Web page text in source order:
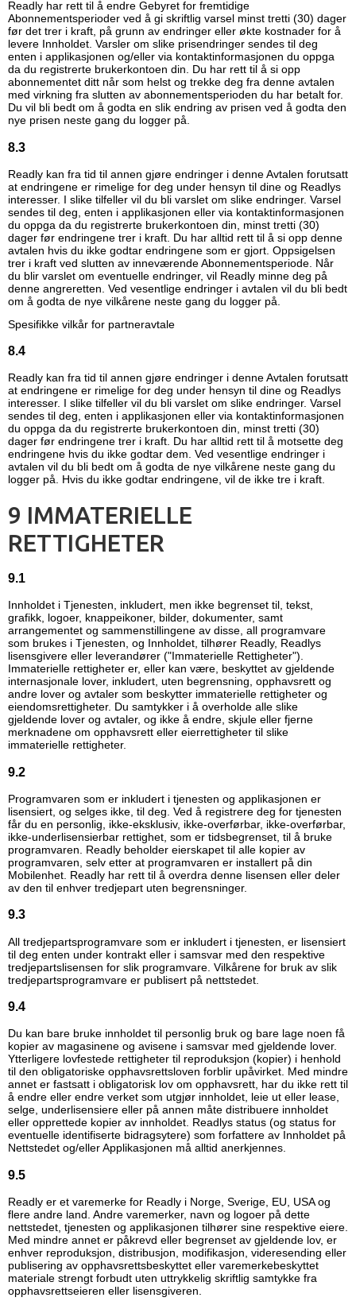
Readly har rett til å endre Gebyret for fremtidige
Abonnementsperioder ved å gi skriftlig varsel minst tretti (30) dager
før det trer i kraft, på grunn av endringer eller økte kostnader for å
levere Innholdet. Varsler om slike prisendringer sendes til deg
enten i applikasjonen og/eller via kontaktinformasjonen du oppga
da du registrerte brukerkontoen din. Du har rett til å si opp
abonnementet ditt når som helst og trekke deg fra denne avtalen
med virkning fra slutten av abonnementsperioden du har betalt for.
Du vil bli bedt om å godta en slik endring av prisen ved å godta den
nye prisen neste gang du logger på.
8.3
Readly kan fra tid til annen gjøre endringer i denne Avtalen forutsatt
at endringene er rimelige for deg under hensyn til dine og Readlys
interesser. I slike tilfeller vil du bli varslet om slike endringer. Varsel
sendes til deg, enten i applikasjonen eller via kontaktinformasjonen
du oppga da du registrerte brukerkontoen din, minst tretti (30)
dager før endringene trer i kraft. Du har alltid rett til å si opp denne
avtalen hvis du ikke godtar endringene som er gjort. Oppsigelsen
trer i kraft ved slutten av inneværende Abonnementsperiode. Når
du blir varslet om eventuelle endringer, vil Readly minne deg på
denne angreretten. Ved vesentlige endringer i avtalen vil du bli bedt
om å godta de nye vilkårene neste gang du logger på.
Spesifikke vilkår for partneravtale
8.4
Readly kan fra tid til annen gjøre endringer i denne Avtalen forutsatt
at endringene er rimelige for deg under hensyn til dine og Readlys
interesser. I slike tilfeller vil du bli varslet om slike endringer. Varsel
sendes til deg, enten i applikasjonen eller via kontaktinformasjonen
du oppga da du registrerte brukerkontoen din, minst tretti (30)
dager før endringene trer i kraft. Du har alltid rett til å motsette deg
endringene hvis du ikke godtar dem. Ved vesentlige endringer i
avtalen vil du bli bedt om å godta de nye vilkårene neste gang du
logger på. Hvis du ikke godtar endringene, vil de ikke tre i kraft.
9 IMMATERIELLE
RETTIGHETER
9.1
Innholdet i Tjenesten, inkludert, men ikke begrenset til, tekst,
grafikk, logoer, knappeikoner, bilder, dokumenter, samt
arrangementet og sammenstillingene av disse, all programvare
som brukes i Tjenesten, og Innholdet, tilhører Readly, Readlys
lisensgivere eller leverandører ("Immaterielle Rettigheter").
Immaterielle rettigheter er, eller kan være, beskyttet av gjeldende
internasjonale lover, inkludert, uten begrensning, opphavsrett og
andre lover og avtaler som beskytter immaterielle rettigheter og
eiendomsrettigheter. Du samtykker i å overholde alle slike
gjeldende lover og avtaler, og ikke å endre, skjule eller fjerne
merknadene om opphavsrett eller eierrettigheter til slike
immaterielle rettigheter.
9.2
Programvaren som er inkludert i tjenesten og applikasjonen er
lisensiert, og selges ikke, til deg. Ved å registrere deg for tjenesten
får du en personlig, ikke-eksklusiv, ikke-overførbar, ikke-overførbar,
ikke-underlisensierbar rettighet, som er tidsbegrenset, til å bruke
programvaren. Readly beholder eierskapet til alle kopier av
programvaren, selv etter at programvaren er installert på din
Mobilenhet. Readly har rett til å overdra denne lisensen eller deler
av den til enhver tredjepart uten begrensninger.
9.3
All tredjepartsprogramvare som er inkludert i tjenesten, er lisensiert
til deg enten under kontrakt eller i samsvar med den respektive
tredjepartslisensen for slik programvare. Vilkårene for bruk av slik
tredjepartsprogramvare er publisert på nettstedet.
9.4
Du kan bare bruke innholdet til personlig bruk og bare lage noen få
kopier av magasinene og avisene i samsvar med gjeldende lover.
Ytterligere lovfestede rettigheter til reproduksjon (kopier) i henhold
til den obligatoriske opphavsrettsloven forblir upåvirket. Med mindre
annet er fastsatt i obligatorisk lov om opphavsrett, har du ikke rett til
å endre eller endre verket som utgjør innholdet, leie ut eller lease,
selge, underlisensiere eller på annen måte distribuere innholdet
eller opprettede kopier av innholdet. Readlys status (og status for
eventuelle identifiserte bidragsytere) som forfattere av Innholdet på
Nettstedet og/eller Applikasjonen må alltid anerkjennes.
9.5
Readly er et varemerke for Readly i Norge, Sverige, EU, USA og
flere andre land. Andre varemerker, navn og logoer på dette
nettstedet, tjenesten og applikasjonen tilhører sine respektive eiere.
Med mindre annet er påkrevd eller begrenset av gjeldende lov, er
enhver reproduksjon, distribusjon, modifikasjon, videresending eller
publisering av opphavsrettsbeskyttet eller varemerkebeskyttet
materiale strengt forbudt uten uttrykkelig skriftlig samtykke fra
opphavsrettseieren eller lisensgiveren.